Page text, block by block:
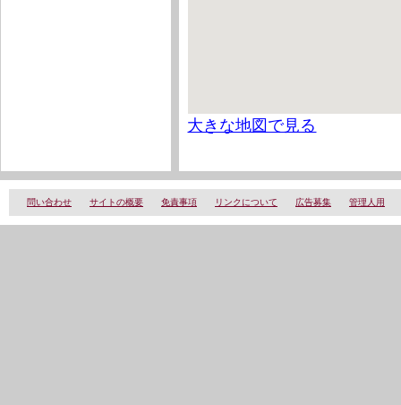
大きな地図で見る
問い合わせ サイトの概要 免責事項 リンクについて 広告募集 管理人用